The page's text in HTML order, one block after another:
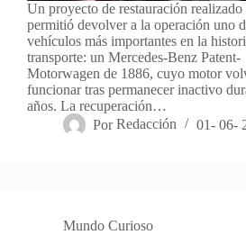
Un proyecto de restauración
permitió devolver a la operación uno
vehículos más importantes en la
transporte: un Mercedes-Benz Patent-
Motorwagen de 1886, cuyo motor
funcionar tras permanecer inactivo
años. La recuperación…
Por Redacción 01- 06-
Mundo Curioso